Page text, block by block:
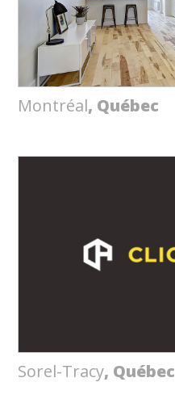
Montréal, Québec
Sorel-Tracy, Québec